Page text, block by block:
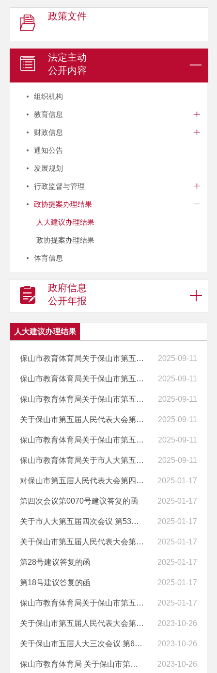
政策文件
法定主动
公开内容
组织机构
教育信息
财政信息
通知公告
发展规划
行政监督与管理
政协提案办理结果
人大建议办理结果
政协提案办理结果
体育信息
政府信息
公开年报
人大建议办理结果
保山市教育体育局关于保山市第五届人民代表大会第五次会议第0089号建议... 2025-09-11
保山市教育体育局关于保山市第五届人民代表大会第五次会议第0074号建议... 2025-09-11
保山市教育体育局关于保山市第五届人民代表大会第五次会议第0067号建议... 2025-09-11
关于保山市第五届人民代表大会第五次会议 第0038号建议答复的函 2025-09-11
保山市教育体育局关于保山市第五届人民代表大会第五次会议第0015号建议... 2025-09-11
保山市教育体育局关于市人大第五届 五次会议第11号建议答复的函 2025-09-11
对保山市第五届人民代表大会第四次会议 第0005号建议答复的函 2025-01-17
第四次会议第0070号建议答复的函 2025-01-17
关于市人大第五届四次会议 第53号建议答复的函 2025-01-17
关于保山市第五届人民代表大会第四次会议第0031号建议答复的函 2025-01-17
第28号建议答复的函 2025-01-17
第18号建议答复的函 2025-01-17
保山市教育体育局关于保山市第五届人民 代表大会第三次会议050005040014... 2025-01-17
关于保山市第五届人民代表大会第三次会议 第61号建议答复的函 2023-10-26
关于保山市五届人大三次会议 第60号提案答复的函 2023-10-26
保山市教育体育局 关于保山市第五届 人民代表大会第三次会议92号 建议... 2023-10-26